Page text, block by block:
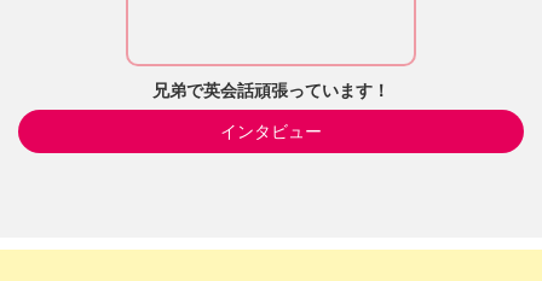
兄弟で英会話頑張っています！
インタビュー